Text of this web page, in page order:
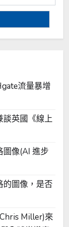
流量暴增
英國《線上
像(AI 進步
圖像，是否
Miller)來